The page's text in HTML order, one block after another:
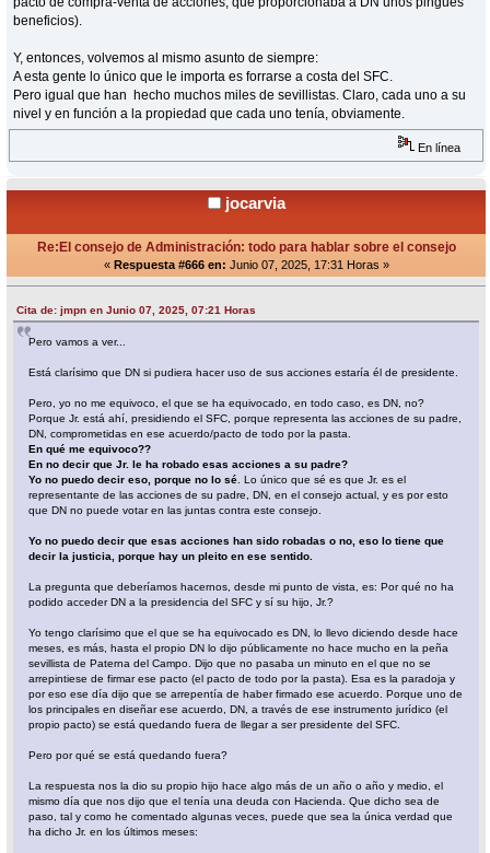
beneficios).
Y, entonces, volvemos al mismo asunto de siempre:
A esta gente lo único que le importa es forrarse a costa del SFC.
Pero igual que han hecho muchos miles de sevillistas. Claro, cada uno a su
nivel y en función a la propiedad que cada uno tenía, obviamente.
En línea
jocarvia
Re:El consejo de Administración: todo para hablar sobre el consejo
« Respuesta #666 en: Junio 07, 2025, 17:31 Horas »
Cita de: jmpn en Junio 07, 2025, 07:21 Horas
Pero vamos a ver...
Está clarísimo que DN si pudiera hacer uso de sus acciones estaría él de presidente.
Pero, yo no me equivoco, el que se ha equivocado, en todo caso, es DN, no?
Porque Jr. está ahí, presidiendo el SFC, porque representa las acciones de su padre,
DN, comprometidas en ese acuerdo/pacto de todo por la pasta.
En qué me equivoco??
En no decir que Jr. le ha robado esas acciones a su padre?
Yo no puedo decir eso, porque no lo sé . Lo único que sé es que Jr. es el
representante de las acciones de su padre, DN, en el consejo actual, y es por esto
que DN no puede votar en las juntas contra este consejo.
Yo no puedo decir que esas acciones han sido robadas o no, eso lo tiene que
decir la justicia, porque hay un pleito en ese sentido.
La pregunta que deberíamos hacernos, desde mi punto de vista, es: Por qué no ha
podido acceder DN a la presidencia del SFC y sí su hijo, Jr.?
Yo tengo clarísimo que el que se ha equivocado es DN, lo llevo diciendo desde hace
meses, es más, hasta el propio DN lo dijo públicamente no hace mucho en la peña
sevillista de Paterna del Campo. Dijo que no pasaba un minuto en el que no se
arrepintiese de firmar ese pacto (el pacto de todo por la pasta). Esa es la paradoja y
por eso ese día dijo que se arrepentía de haber firmado ese acuerdo. Porque uno de
los principales en diseñar ese acuerdo, DN, a través de ese instrumento jurídico (el
propio pacto) se está quedando fuera de llegar a ser presidente del SFC.
Pero por qué se está quedando fuera?
La respuesta nos la dio su propio hijo hace algo más de un año o año y medio, el
mismo día que nos dijo que el tenía una deuda con Hacienda. Que dicho sea de
paso, tal y como he comentado algunas veces, puede que sea la única verdad que
ha dicho Jr. en los últimos meses: